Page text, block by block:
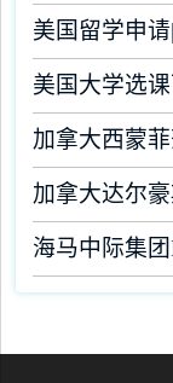
美国留学申请
美国大学选课
加拿大达尔